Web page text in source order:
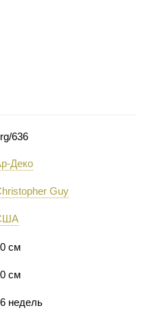
636
Деко
Guy
см
см
недель